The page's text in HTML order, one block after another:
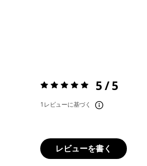
評価:5 / 5 5 / 5
1レビューに基づく
レビューを書く